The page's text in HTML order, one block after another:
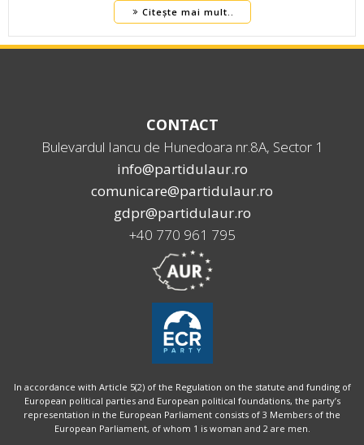
Citește mai mult..
CONTACT
Bulevardul Iancu de Hunedoara nr.8A, Sector 1
info@partidulaur.ro
comunicare@partidulaur.ro
gdpr@partidulaur.ro
+40 770 961 795
In accordance with Article 5(2) of the Regulation on the statute and funding of
European political parties and European political foundations, the party’s
representation in the European Parliament consists of 3 Members of the
European Parliament, of whom 1 is woman and 2 are men.